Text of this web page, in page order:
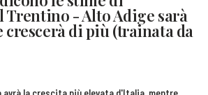
Trentino - Alto Adige sarà
crescerà di più (trainata da